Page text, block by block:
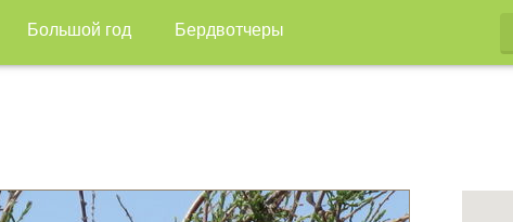
Большой год Бердвотчеры